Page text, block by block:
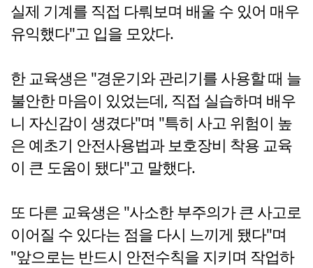
실제 기계를 직접 다뤄보며 배울 수 있어 매우
유익했다"고 입을 모았다.
한 교육생은 "경운기와 관리기를 사용할 때 늘
불안한 마음이 있었는데, 직접 실습하며 배우
니 자신감이 생겼다"며 "특히 사고 위험이 높
은 예초기 안전사용법과 보호장비 착용 교육
이 큰 도움이 됐다"고 말했다.
또 다른 교육생은 "사소한 부주의가 큰 사고로
이어질 수 있다는 점을 다시 느끼게 됐다"며
"앞으로는 반드시 안전수칙을 지키며 작업하